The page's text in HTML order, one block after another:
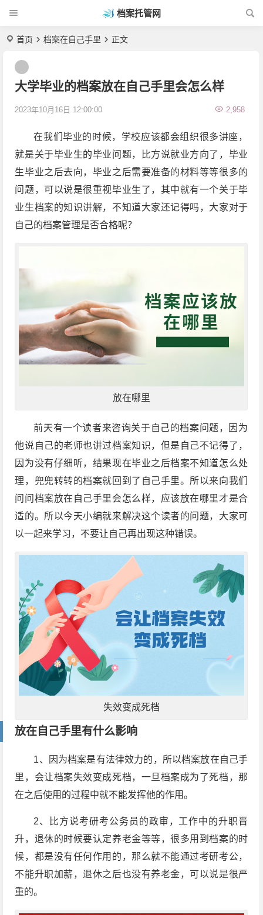
档案托管网
首页 档案在自己手里 正文
大学毕业的档案放在自己手里会怎么样
2023年10月16日 12:00:00 2,958
在我们毕业的时候，学校应该都会组织很多讲座，
就是关于毕业生的毕业问题，比方说就业方向了，毕业
生毕业之后去向，毕业之后需要准备的材料等等很多的
问题，可以说是很重视毕业生了，其中就有一个关于毕
业生档案的知识讲解，不知道大家还记得吗，大家对于
自己的档案管理是否合格呢？
放在哪里
前天有一个读者来咨询关于自己的档案问题，因为
他说自己的老师也讲过档案知识，但是自己不记得了，
因为没有仔细听，结果现在毕业之后档案不知道怎么处
理，兜兜转转的档案就回到了自己手里。所以来向我们
问问档案放在自己手里会怎么样，应该放在哪里才是合
适的。所以今天小编就来解决这个读者的问题，大家可
以一起来学习，不要让自己再出现这种错误。
失效变成死档
放在自己手里有什么影响
1、因为档案是有法律效力的，所以档案放在自己手
里，会让档案失效变成死档，一旦档案成为了死档，那
在之后使用的过程中就不能发挥他的作用。
2、比方说考研考公务员的政审，工作中的升职晋
升，退休的时候要认定养老金等等，很多用到档案的时
候，都是没有任何作用的，那么就不能通过考研考公，
不能升职加薪，退休之后也没有养老金，可以说是很严
重的。